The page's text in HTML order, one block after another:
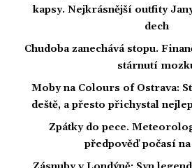
kapsy. Nejkrásnější outfity
dech
Chudoba zanechává stopu.
stárnutí
Moby na Colours of Ostrava:
deště, a přesto přichystal
Zpátky do pece.
předpověď počasí